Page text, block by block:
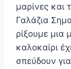
μαρίνες και
Γαλάζια
ρίξουμε μια
καλοκαίρι
σπεύδουν